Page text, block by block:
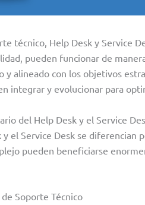
técnico, Help Desk y Service
pueden funcionar de
y alineado con los objetivos
integrar y evolucionar para
del Help Desk y el Service
el Service Desk se diferencian
pueden beneficiarse
Soporte Técnico